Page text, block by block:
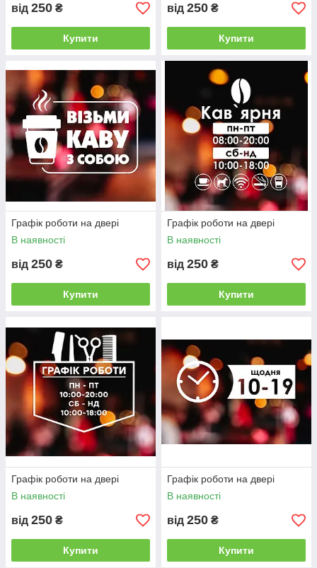
від 250 ₴
Купити
від 250 ₴
Купити
Графік роботи на двері
В наявності
від 250 ₴
Купити
Графік роботи на двері
В наявності
від 250 ₴
Купити
Графік роботи на двері
В наявності
від 250 ₴
Купити
Графік роботи на двері
В наявності
від 250 ₴
Купити